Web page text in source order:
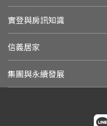
實登與房訊知識
信義居家
集團與永續發展